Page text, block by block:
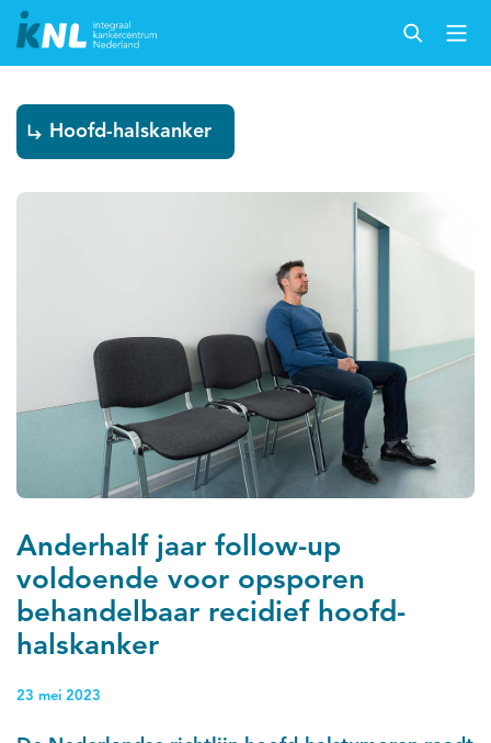
Anderhalf jaar follow-up
voldoende voor opsporen
behandelbaar recidief hoofd-
halskanker
23 mei 2023
Hoofd-halskanker